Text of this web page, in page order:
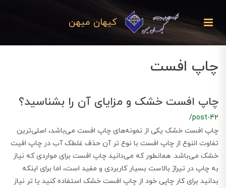
کیهان میهن
چاپ افست
چاپ افست خشک و مزایای آن را بشناسید؟
/post-42
چاپ افست خشک یکی از نمونه‌های چاپ افست می‌باشد، اصلی‌ترین
تفاوت اننوع از چاپ افست با نوع تر آن حذف غلطک آب در چاپ افیت
خشک می‌باشد. همانطور که می‌دانید چاپ افست برای مواردی که نیاز
به چاپ در تیراژ بالاست بسیار کاربردی و مفید است، اما برای اینکه
بدانید برای کار چاپی خود از چاپ افست خشک استفاده کنید یا تر نیاز